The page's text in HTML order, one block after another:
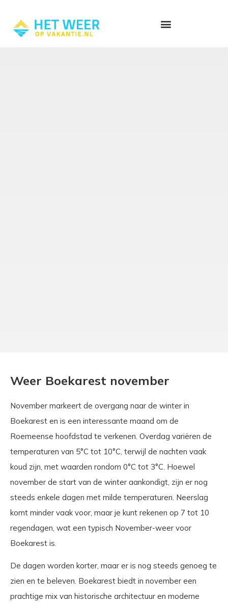
Weer Boekarest november
November markeert de overgang naar de winter in
Boekarest en is een interessante maand om de
Roemeense hoofdstad te verkenen. Overdag variëren de
temperaturen van 5°C tot 10°C, terwijl de nachten vaak
koud zijn, met waarden rondom 0°C tot 3°C. Hoewel
november de start van de winter aankondigt, zijn er nog
steeds enkele dagen met milde temperaturen. Neerslag
komt minder vaak voor, maar je kunt rekenen op 7 tot 10
regendagen, wat een typisch November-weer voor
Boekarest is.
De dagen worden korter, maar er is nog steeds genoeg te
zien en te beleven. Boekarest biedt in november een
prachtige mix van historische architectuur en moderne